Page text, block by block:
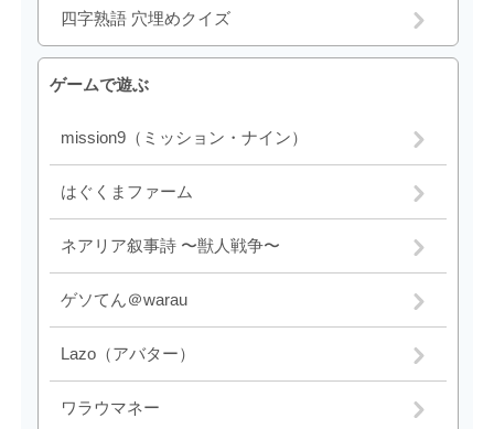
四字熟語 穴埋めクイズ
ゲームで遊ぶ
mission9（ミッション・ナイン）
はぐくまファーム
ネアリア叙事詩 〜獣人戦争〜
ゲソてん＠warau
Lazo（アバター）
ワラウマネー